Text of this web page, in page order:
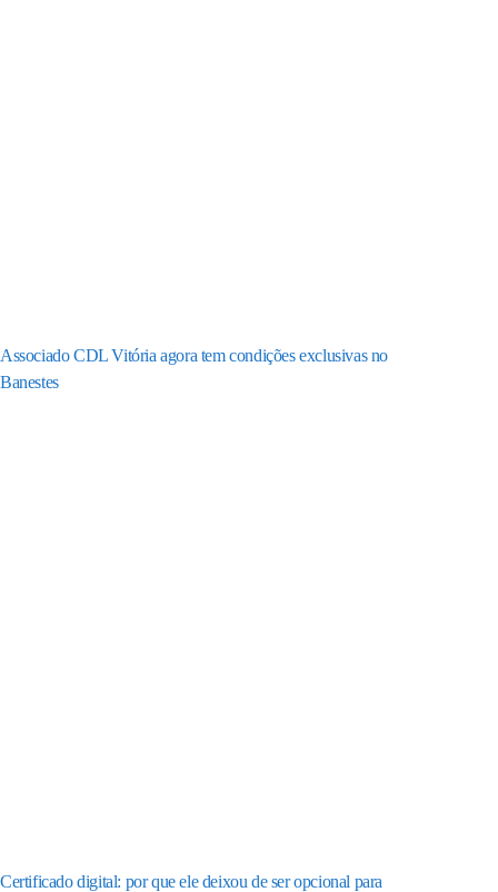
Associado CDL Vitória agora tem condições exclusivas no
Banestes
Certificado digital: por que ele deixou de ser opcional para